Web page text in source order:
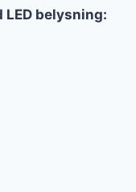
belysning: